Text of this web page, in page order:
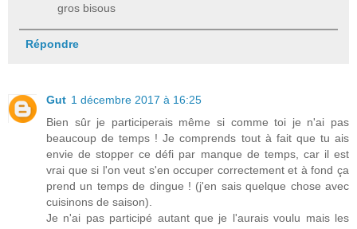
gros bisous
Répondre
Gut 1 décembre 2017 à 16:25
Bien sûr je participerais même si comme toi je n'ai pas
beaucoup de temps ! Je comprends tout à fait que tu ais
envie de stopper ce défi par manque de temps, car il est
vrai que si l'on veut s'en occuper correctement et à fond ça
prend un temps de dingue ! (j'en sais quelque chose avec
cuisinons de saison).
Je n'ai pas participé autant que je l'aurais voulu mais les